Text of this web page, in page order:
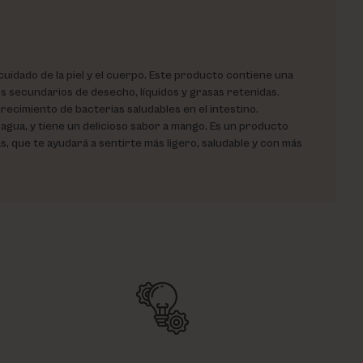
de la piel y el cuerpo. Este producto contiene una
secundarios de desecho, líquidos y grasas retenidas.
de bacterias saludables en el intestino.
y tiene un delicioso sabor a mango. Es un producto
te ayudará a sentirte más ligero, saludable y con más